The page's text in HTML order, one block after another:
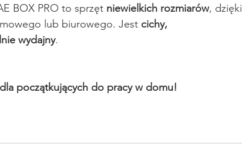
BOX PRO to sprzęt niewielkich rozmiarów, dzięki
lub biurowego. Jest cichy,
wydajny.
początkujących do pracy w domu!